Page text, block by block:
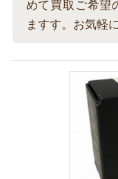
めて買取ご希望
ますす。お気軽